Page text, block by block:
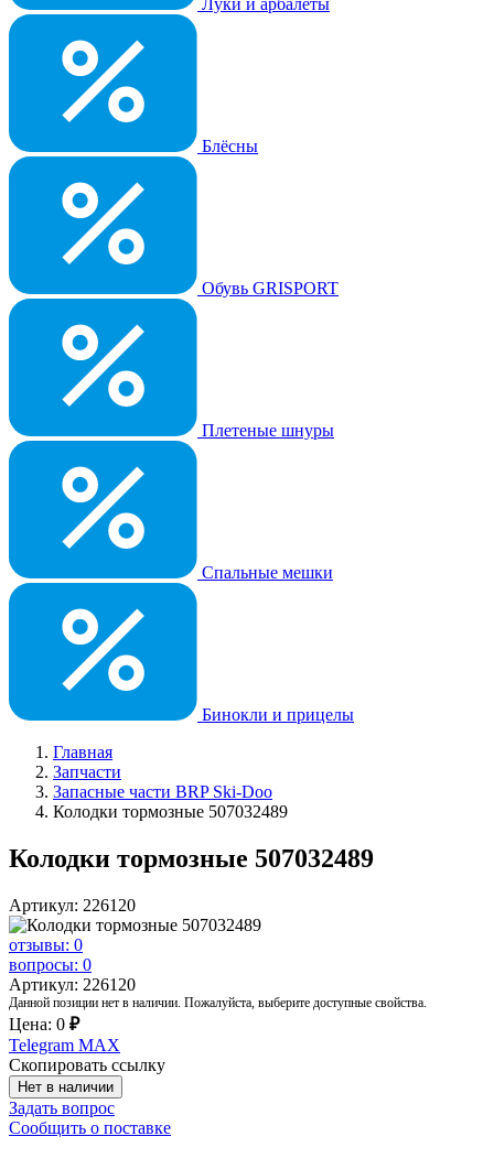
Луки и арбалеты
Блёсны
Обувь GRISPORT
Плетеные шнуры
Спальные мешки
Бинокли и прицелы
Главная
Запчасти
Запасные части BRP Ski-Doo
Колодки тормозные 507032489
Колодки тормозные 507032489
Артикул: 226120
отзывы: 0
вопросы: 0
Артикул: 226120
Данной позиции нет в наличии. Пожалуйста, выберите доступные свойства.
Цена: 0 ₽
Telegram MAX
Скопировать ссылку
Нет в наличии
Задать вопрос
Сообщить о поставке